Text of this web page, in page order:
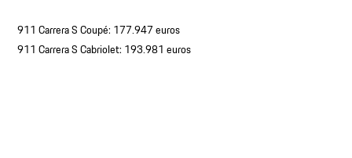
911 Carrera S Coupé: 177.947 euros
911 Carrera S Cabriolet: 193.981 euros